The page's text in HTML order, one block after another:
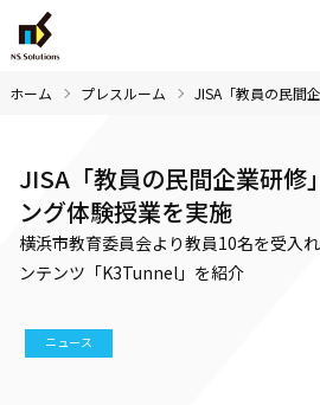
ホーム プレスルーム JISA「教員の民間
JISA「教員の民間企業研修
ング体験授業を実施
横浜市教育委員会より教員10名を受入
ンテンツ「K3Tunnel」を紹介
ニュース